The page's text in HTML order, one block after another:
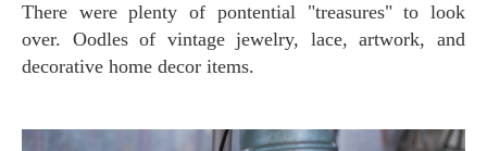
There were plenty of pontential "treasures" to look
over. Oodles of vintage jewelry, lace, artwork, and
decorative home decor items.